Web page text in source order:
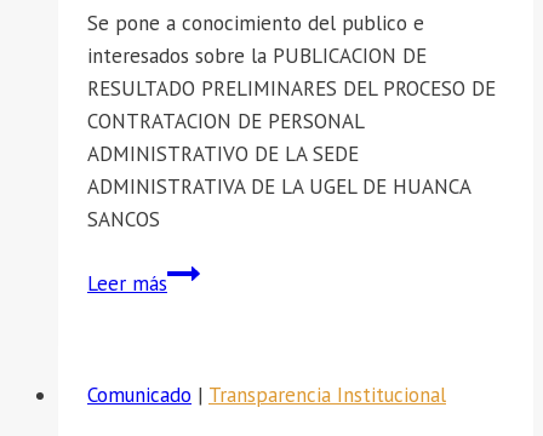
Se pone a conocimiento del publico e
interesados sobre la PUBLICACION DE
RESULTADO PRELIMINARES DEL PROCESO DE
CONTRATACION DE PERSONAL
ADMINISTRATIVO DE LA SEDE
ADMINISTRATIVA DE LA UGEL DE HUANCA
SANCOS
Leer más📣
PUBLICACION
Comunicado | Transparencia Institucional